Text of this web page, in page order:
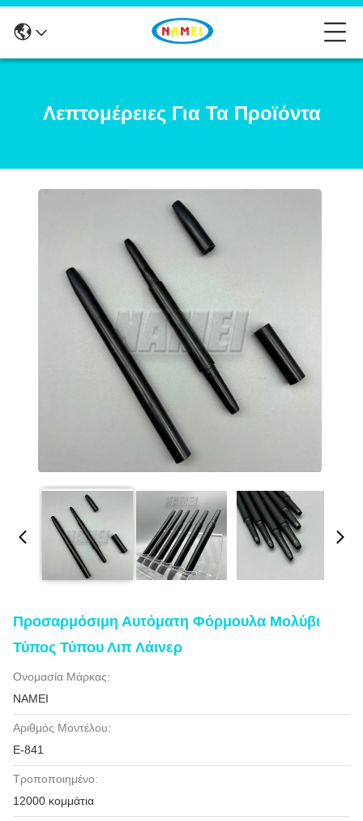
Λεπτομέρειες Για Τα Προϊόντα
Προσαρμόσιμη Αυτόματη Φόρμουλα Μολύβι
Τύπος Τύπου Λιπ Λάινερ
Ονομασία Μάρκας:
NAMEI
Αριθμός Μοντέλου:
Ε-841
Τροποποιημένο:
12000 κομμάτια